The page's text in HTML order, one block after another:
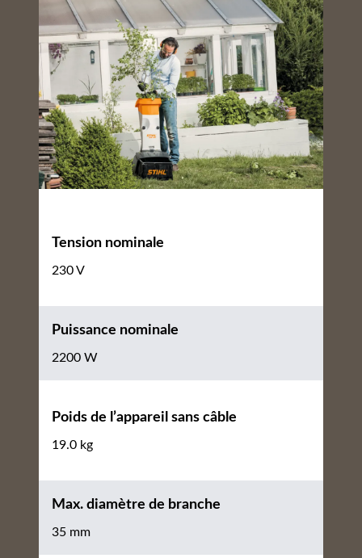
Tension nominale
230 V
Puissance nominale
2200 W
Poids de l’appareil sans câble
19.0 kg
Max. diamètre de branche
35 mm